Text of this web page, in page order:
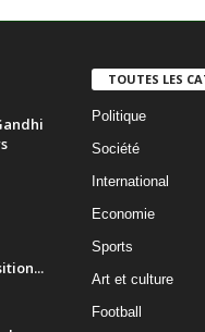
TOUTES LES
Politique
Société
International
Economie
Sports
Art et culture
Football